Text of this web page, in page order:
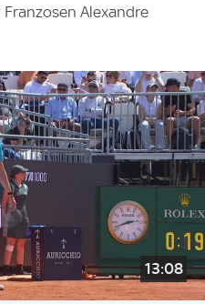
Alexandre
13:08